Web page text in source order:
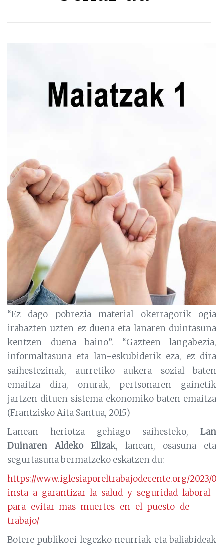
“Ez dago pobrezia material okerragorik ogia
irabazten uzten ez duena eta lanaren duintasuna
kentzen duena baino”. “Gazteen langabezia,
informaltasuna eta lan-eskubiderik eza, ez dira
saihestezinak, aurretiko aukera sozial baten
emaitza dira, onurak, pertsonaren gainetik
jartzen dituen sistema ekonomiko baten emaitza
(Frantzisko Aita Santua, 2015)
Lanean heriotza gehiago saihesteko, Lan
Duinaren Aldeko Elizak, lanean, osasuna eta
segurtasuna bermatzeko eskatzen du:
https://www.iglesiaporeltrabajodecente.org/2023/
insta-a-garantizar-la-salud-y-seguridad-laboral-
para-evitar-mas-muertes-en-el-puesto-de-
trabajo/
Botere publikoei legezko neurriak eta baliabideak